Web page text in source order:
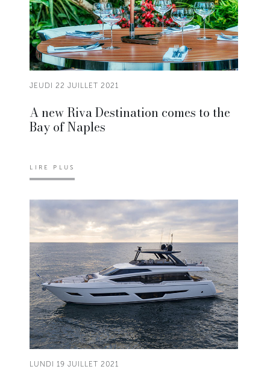
JEUDI 22 JUILLET 2021
A new Riva Destination comes to the
Bay of Naples
LIRE PLUS
LUNDI 19 JUILLET 2021